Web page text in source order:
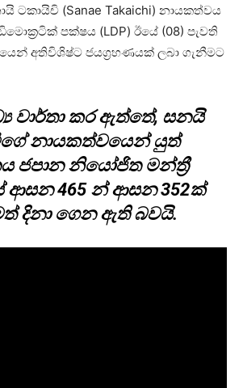
ටකායිචි (Sanae Takaichi) නායකත්වය
පක්ෂය (LDP) ඊයේ (08) පැවති
අතිවිශිෂ්ට ජයග්‍රහණයක් ලබා ගැනීමට
වාර්තා කර ඇත්තේ, සනයි
නායකත්වයෙන් යුත්
ජපාන නියෝජිත මන්ත්‍රී
465 න් ආසන 352ක්
දිනා ගෙන ඇති බවයි.